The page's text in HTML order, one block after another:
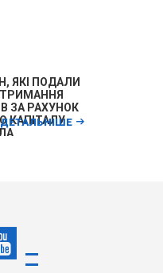
ЯКІ ПОДАЛИ
ЗА РАХУНОК
КАПІТАЛУ
ДЕТАЛЬНІШЕ